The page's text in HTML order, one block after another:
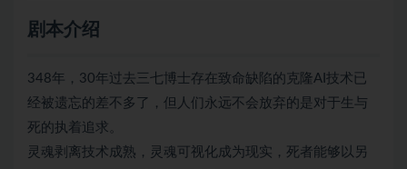
剧本介绍
348年，30年过去三七博士存在致命缺陷的克隆AI技术已
经被遗忘的差不多了，但人们永远不会放弃的是对于生与
死的执着追求。
灵魂剥离技术成熟，灵魂可视化成为现实，死者能够以另